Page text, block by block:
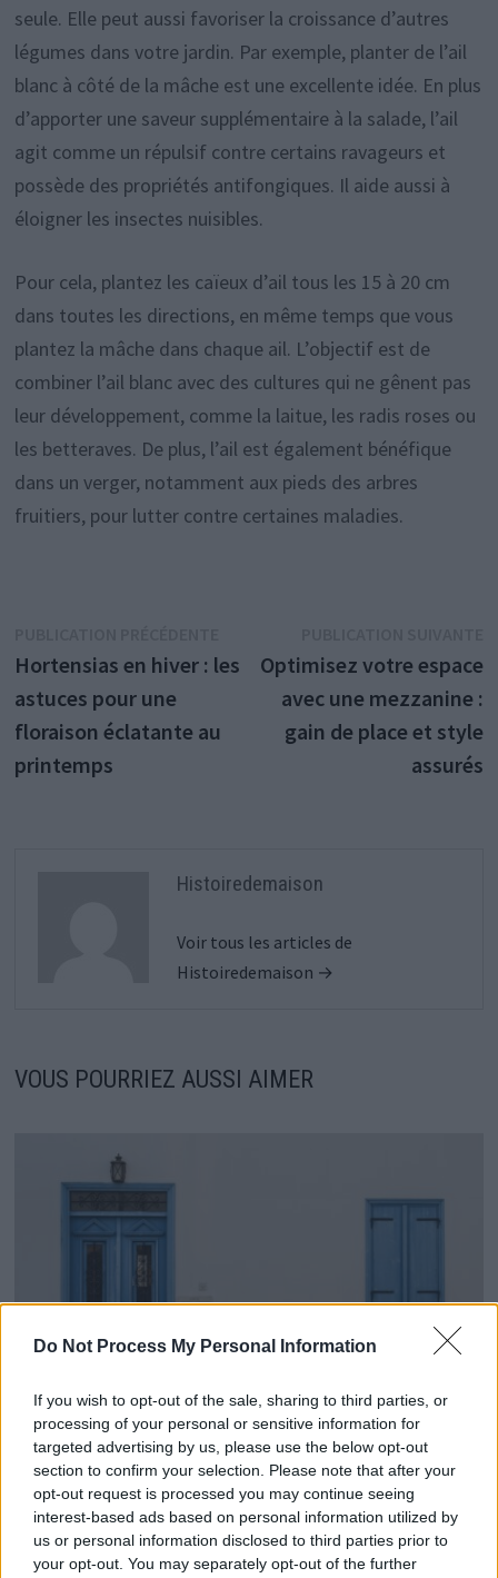
Do Not Process My Personal Information
If you wish to opt-out of the sale, sharing to third parties, or
processing of your personal or sensitive information for
targeted advertising by us, please use the below opt-out
section to confirm your selection. Please note that after your
opt-out request is processed you may continue seeing
interest-based ads based on personal information utilized by
us or personal information disclosed to third parties prior to
your opt-out. You may separately opt-out of the further
seule. Elle peut aussi favoriser la croissance d’autres
légumes dans votre jardin. Par exemple, planter de l’ail
blanc à côté de la mâche est une excellente idée. En plus
d’apporter une saveur supplémentaire à la salade, l’ail
agit comme un répulsif contre certains ravageurs et
possède des propriétés antifongiques. Il aide aussi à
éloigner les insectes nuisibles.
Pour cela, plantez les caïeux d’ail tous les 15 à 20 cm
dans toutes les directions, en même temps que vous
plantez la mâche dans chaque ail. L’objectif est de
combiner l’ail blanc avec des cultures qui ne gênent pas
leur développement, comme la laitue, les radis roses ou
les betteraves. De plus, l’ail est également bénéfique
dans un verger, notamment aux pieds des arbres
fruitiers, pour lutter contre certaines maladies.
de
l’article
précédente :
Hortensias en hiver : les
astuces pour une
floraison éclatante au
printemps
Optimisez votre espace
avec une mezzanine :
gain de place et style
assurés
Histoiredemaison
Voir tous les articles de
Histoiredemaison →
VOUS POURRIEZ AUSSI AIMER
Portes et Fenêtres: Conseils Pour Améliorer Isolation
et Esthétique!
21 juin 2024